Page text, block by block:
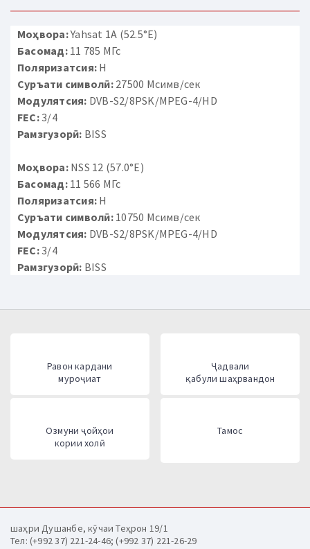
Моҳвора:Yahsat 1A (52.5°E)
Басомад:11 785 МГс
Поляризатсия: H
Суръати символӣ:27500 Мсимв/сек
Модулятсия: DVB-S2/8PSK/MPEG-4/HD
FEC:3/4
Рамзгузорӣ: BISS
Моҳвора:NSS 12 (57.0°E)
Басомад:11 566 МГс
Поляризатсия: H
Суръати символӣ:10750 Мсимв/сек
Модулятсия: DVB-S2/8PSK/MPEG-4/HD
FEC:3/4
Рамзгузорӣ: BISS
Равон кардани
муроҷиат
Ҷадвали
қабули шаҳрвандон
Озмуни ҷойҳои
кории холӣ
Тамос
шаҳри Душанбе, кӯчаи Теҳрон 19/1
Тел: (+992 37) 221-24-46; (+992 37) 221-26-29